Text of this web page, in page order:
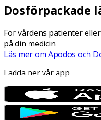
Dosförpackade
För vårdens patienter
på din medicin
Läs mer om Apodos och
Ladda ner vår app